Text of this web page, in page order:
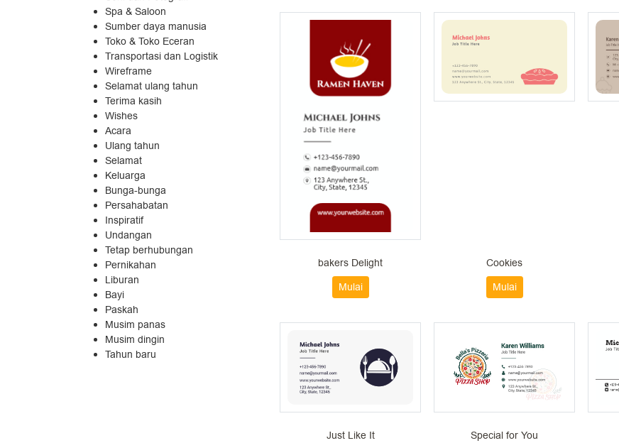
Spa & Saloon
Sumber daya manusia
Toko & Toko Eceran
Transportasi dan Logistik
Wireframe
Selamat ulang tahun
Terima kasih
Wishes
Acara
Ulang tahun
Selamat
Keluarga
Bunga-bunga
Persahabatan
Inspiratif
Undangan
Tetap berhubungan
Pernikahan
Liburan
Bayi
Paskah
Musim panas
Musim dingin
Tahun baru
bakers Delight
Mulai
Cookies
Mulai
Just Like It
Special for You